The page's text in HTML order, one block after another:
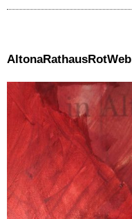
AltonaRathausRotWeb